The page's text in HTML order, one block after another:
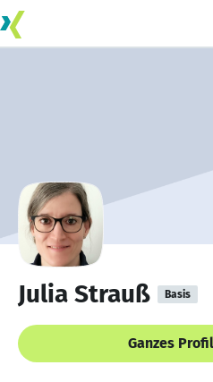
Julia Strauß Basis
Ganzes